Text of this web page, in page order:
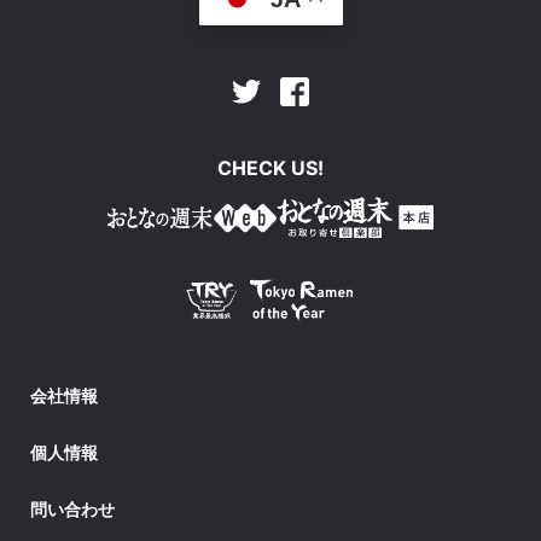
Twitter
CHECK US!
会社情報
個人情報
問い合わせ